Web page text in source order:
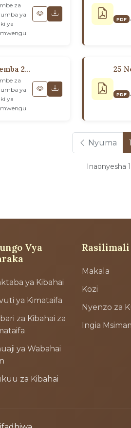
za
ya
ya
PDF •
27 Novemba 2021: Kwenye Tukio La Maadhimisho Ya Miaka Mia Moja Ya Kupaa Kwa ‘Abdu’l-Bahá
za
ya
ya
PDF •
Nyuma 1
Inaonyesha
Vya
ya Kibahai
ya Kimataifa
za Kibahai za
ya Wabahai
za Kibahai
Rasilimali
Makala
Kozi
Nyenzo za
Ingia